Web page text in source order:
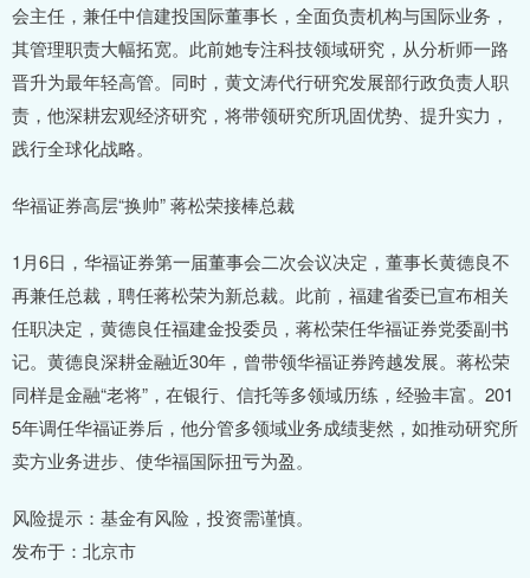
会主任，兼任中信建投国际董事长，全面负责机构与国际业务，
其管理职责大幅拓宽。此前她专注科技领域研究，从分析师一路
晋升为最年轻高管。同时，黄文涛代行研究发展部行政负责人职
责，他深耕宏观经济研究，将带领研究所巩固优势、提升实力，
践行全球化战略。
华福证券高层“换帅” 蒋松荣接棒总裁
1月6日，华福证券第一届董事会二次会议决定，董事长黄德良不
再兼任总裁，聘任蒋松荣为新总裁。此前，福建省委已宣布相关
任职决定，黄德良任福建金投委员，蒋松荣任华福证券党委副书
记。黄德良深耕金融近30年，曾带领华福证券跨越发展。蒋松荣
同样是金融“老将”，在银行、信托等多领域历练，经验丰富。201
5年调任华福证券后，他分管多领域业务成绩斐然，如推动研究所
卖方业务进步、使华福国际扭亏为盈。
风险提示：基金有风险，投资需谨慎。
发布于：北京市